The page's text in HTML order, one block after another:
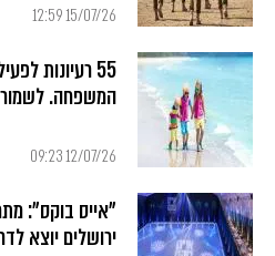
15/07/26 12:59
55 רעיונות
המשפחה.
12/07/26 09:23
"אייס בוקס":
ירושלים יוצא